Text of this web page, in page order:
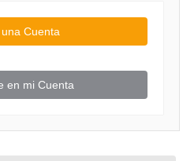
Cuenta
en mi Cuenta